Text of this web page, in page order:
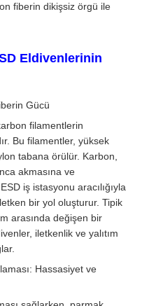
fiberin dikişsiz örgü ile
Eldivenlerinin
Gücü
filamentlerin
Bu filamentler, yüksek
tabana örülür. Karbon,
akmasına ve
iş istasyonu aracılığıyla
bir yol oluşturur. Tipik
arasında değişen bir
iletkenlik ve yalıtım
Hassasiyet ve